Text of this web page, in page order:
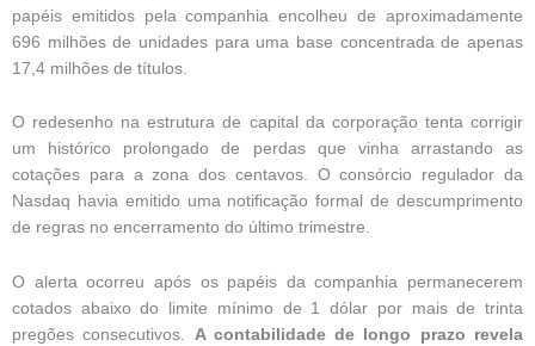
papéis emitidos pela companhia encolheu de aproximadamente
696 milhões de unidades para uma base concentrada de apenas
17,4 milhões de títulos.
O redesenho na estrutura de capital da corporação tenta corrigir
um histórico prolongado de perdas que vinha arrastando as
cotações para a zona dos centavos. O consórcio regulador da
Nasdaq havia emitido uma notificação formal de descumprimento
de regras no encerramento do último trimestre.
O alerta ocorreu após os papéis da companhia permanecerem
cotados abaixo do limite mínimo de 1 dólar por mais de trinta
pregões consecutivos. A contabilidade de longo prazo revela